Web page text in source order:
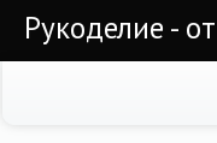
Рукоделие -